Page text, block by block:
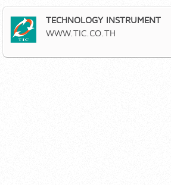
TECHNOLOGY INSTRUMENT
WWW.TIC.CO.TH